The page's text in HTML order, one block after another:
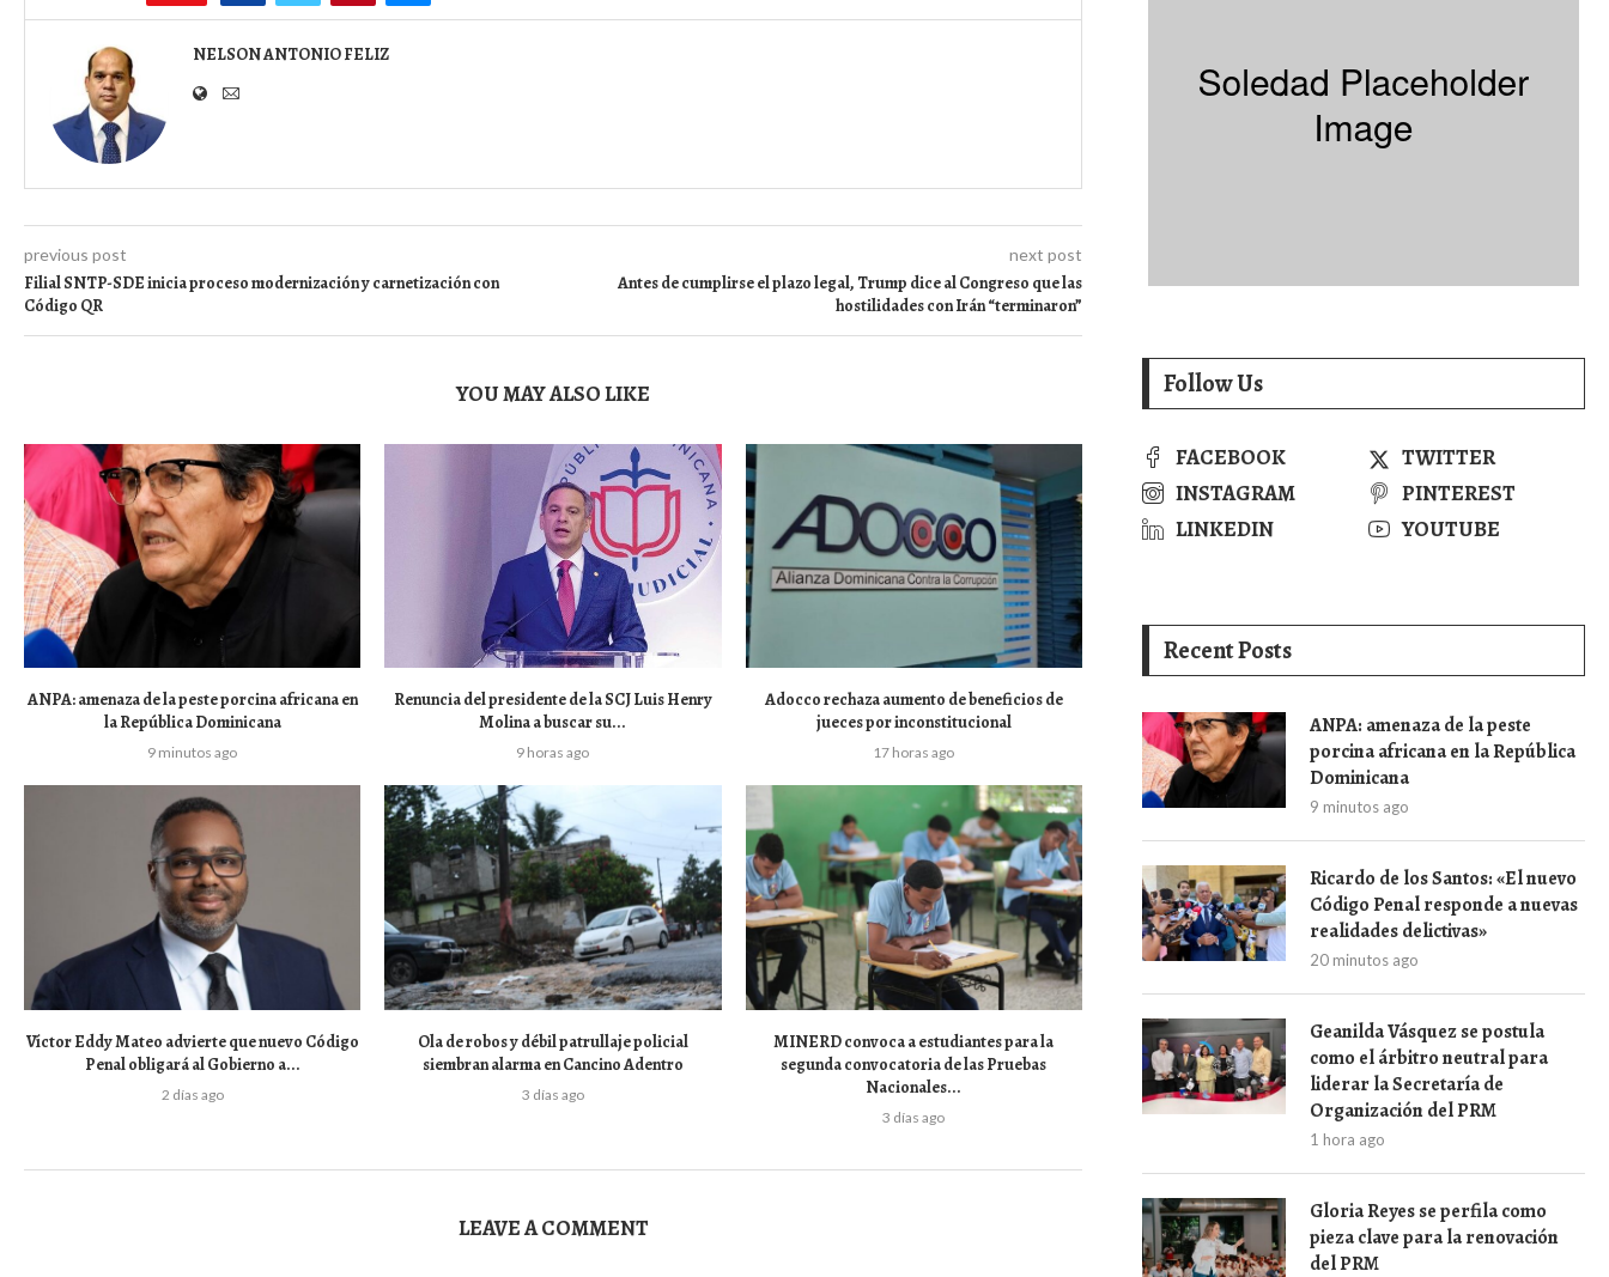
NELSON ANTONIO FELIZ
previous post
Filial SNTP-SDE inicia proceso modernización y carnetización con
Código QR
next post
Antes de cumplirse el plazo legal, Trump dice al Congreso que las
hostilidades con Irán “terminaron”
YOU MAY ALSO LIKE
ANPA: amenaza de la peste porcina africana en
la República Dominicana
9 minutos ago
Renuncia del presidente de la SCJ Luis Henry
Molina a buscar su...
9 horas ago
Adocco rechaza aumento de beneficios de
jueces por inconstitucional
17 horas ago
Víctor Eddy Mateo advierte que nuevo Código
Penal obligará al Gobierno a...
2 días ago
Ola de robos y débil patrullaje policial
siembran alarma en Cancino Adentro
3 días ago
MINERD convoca a estudiantes para la
segunda convocatoria de las Pruebas
Nacionales...
3 días ago
LEAVE A COMMENT
Follow Us
FACEBOOK
TWITTER
INSTAGRAM
PINTEREST
LINKEDIN
YOUTUBE
Recent Posts
ANPA: amenaza de la peste
porcina africana en la República
Dominicana
9 minutos ago
Ricardo de los Santos: «El nuevo
Código Penal responde a nuevas
realidades delictivas»
20 minutos ago
Geanilda Vásquez se postula
como el árbitro neutral para
liderar la Secretaría de
Organización del PRM
1 hora ago
Gloria Reyes se perfila como
pieza clave para la renovación
del PRM